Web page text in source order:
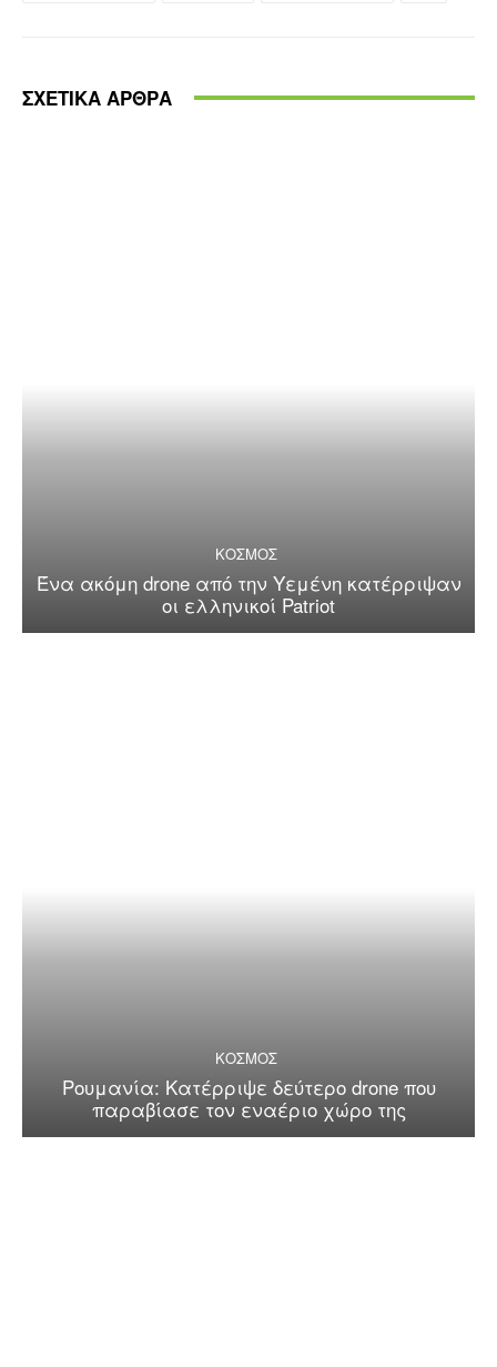
ΣΧΕΤΙΚΑ ΑΡΘΡΑ
ΚΟΣΜΟΣ
Ένα ακόμη drone από την Υεμένη κατέρριψαν
οι ελληνικοί Patriot
ΚΟΣΜΟΣ
Ρουμανία: Κατέρριψε δεύτερο drone που
παραβίασε τον εναέριο χώρο της